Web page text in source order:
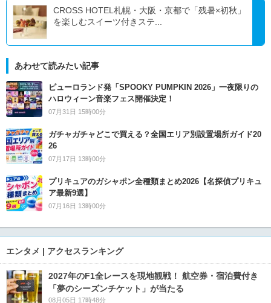
CROSS HOTEL札幌・大阪・京都で「残暑×初秋」
を楽しむスイーツ付きステ...
あわせて読みたい記事
ピューロランド発「SPOOKY PUMPKIN 2026」一夜限りの
ハロウィーン音楽フェス開催決定！
07月31日 15時00分
ガチャガチャどこで買える？全国エリア別設置場所ガイド20
26
07月17日 13時00分
プリキュアのガシャポン全種類まとめ2026【名探偵プリキュ
ア最新9選】
07月16日 13時00分
エンタメ | アクセスランキング
2027年のF1全レースを現地観戦！ 航空券・宿泊費付き
「夢のシーズンチケット」が当たる
08月05日 17時48分